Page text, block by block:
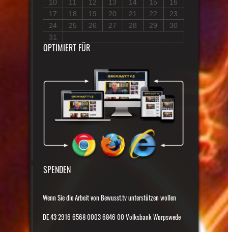
10
11 12 13 14 15
16
17
18 19 20 21 22
23
24
25 26 27 28 29
30
31
OPTIMIERT FÜR
SPENDEN
Wenn Sie die Arbeit von Bewusst.tv unterstützen wollen
DE 43 2916 6568 0003 6846 00 Volksbank Worpswede